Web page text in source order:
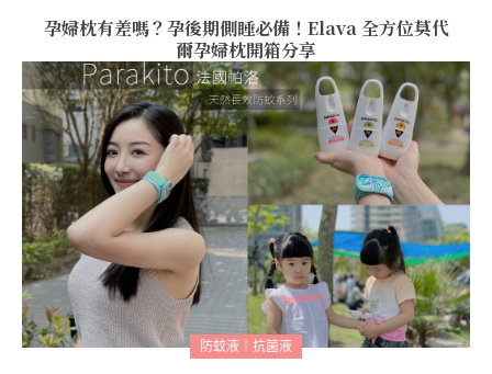
孕婦枕有差嗎？孕後期側睡必備！Elava 全方位莫代
爾孕婦枕開箱分享
防蚊液｜抗菌液